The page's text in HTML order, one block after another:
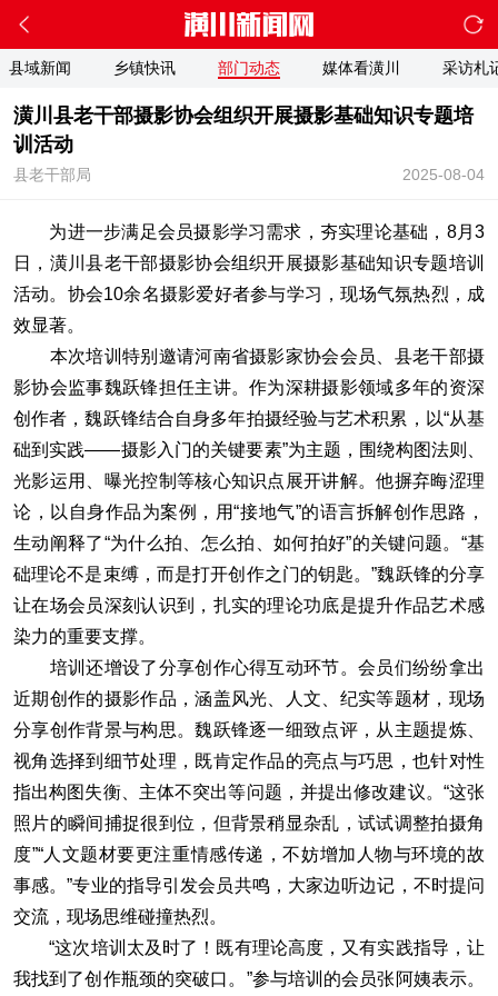
县域新闻 乡镇快讯 部门动态 媒体看潢川 采访札
潢川县老干部摄影协会组织开展摄影基础知识专题培
训活动
2025-08-04
县老干部局
为进一步满足会员摄影学习需求，夯实理论基础，8月3
日，潢川县老干部摄影协会组织开展摄影基础知识专题培训
活动。协会10余名摄影爱好者参与学习，现场气氛热烈，成
效显著。
本次培训特别邀请河南省摄影家协会会员、县老干部摄
影协会监事魏跃锋担任主讲。作为深耕摄影领域多年的资深
创作者，魏跃锋结合自身多年拍摄经验与艺术积累，以“从基
础到实践——摄影入门的关键要素”为主题，围绕构图法则、
光影运用、曝光控制等核心知识点展开讲解。他摒弃晦涩理
论，以自身作品为案例，用“接地气”的语言拆解创作思路，
生动阐释了“为什么拍、怎么拍、如何拍好”的关键问题。“基
础理论不是束缚，而是打开创作之门的钥匙。”魏跃锋的分享
让在场会员深刻认识到，扎实的理论功底是提升作品艺术感
染力的重要支撑。
培训还增设了分享创作心得互动环节。会员们纷纷拿出
近期创作的摄影作品，涵盖风光、人文、纪实等题材，现场
分享创作背景与构思。魏跃锋逐一细致点评，从主题提炼、
视角选择到细节处理，既肯定作品的亮点与巧思，也针对性
指出构图失衡、主体不突出等问题，并提出修改建议。“这张
照片的瞬间捕捉很到位，但背景稍显杂乱，试试调整拍摄角
度”“人文题材要更注重情感传递，不妨增加人物与环境的故
事感。”专业的指导引发会员共鸣，大家边听边记，不时提问
交流，现场思维碰撞热烈。
“这次培训太及时了！既有理论高度，又有实践指导，让
我找到了创作瓶颈的突破口。”参与培训的会员张阿姨表示。